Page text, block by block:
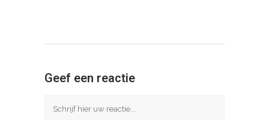
Geef een reactie